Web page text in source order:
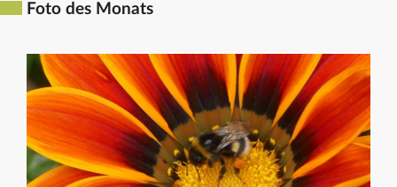
Foto des Monats